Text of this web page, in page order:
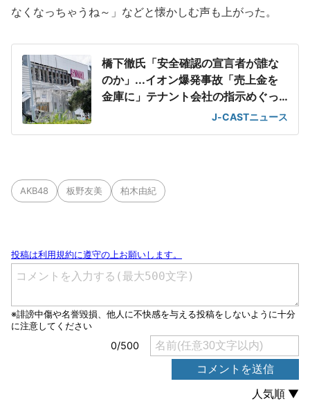
なくなっちゃうね～」などと懐かしむ声も上がった。
橋下徹氏「安全確認の宣言者が誰な
のか」...イオン爆発事故「売上金を
金庫に」テナント会社の指示めぐっ
J-CASTニュース
AKB48 板野友美 柏木由紀